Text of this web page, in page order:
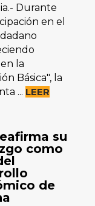
Durante
en el
la
Básica", la
... LEER
su
como
de